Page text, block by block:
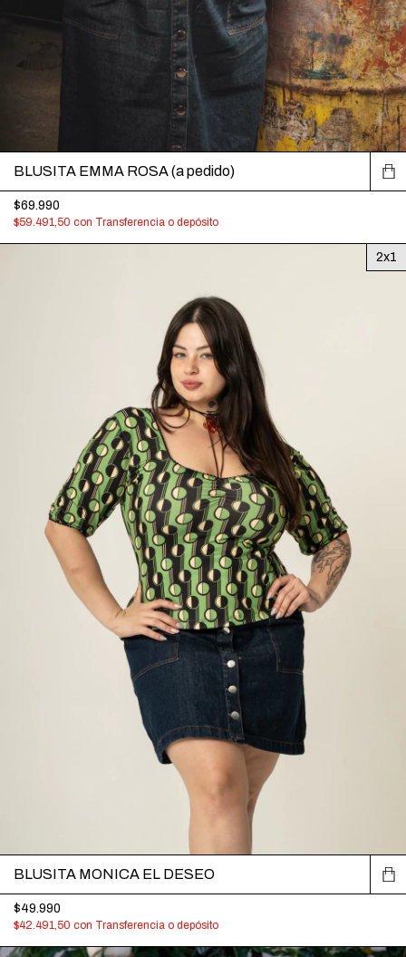
BLUSITA EMMA ROSA (a pedido)
$69.990
$59.491,50 con Transferencia o depósito
2x1
BLUSITA MONICA EL DESEO
$49.990
$42.491,50 con Transferencia o depósito